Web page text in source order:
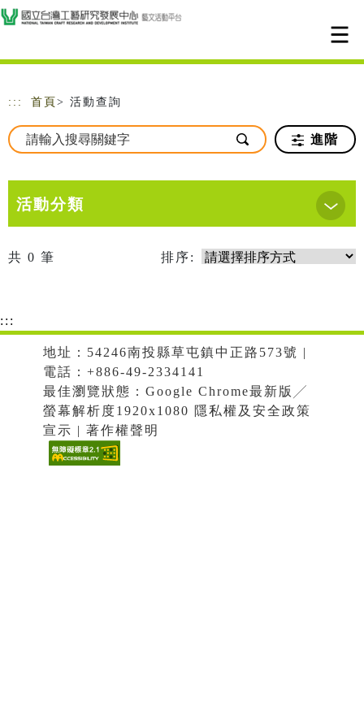
跳到主要內容
網站導覽
::: 首頁 > 活動查詢
進階
活動分類
共 0 筆 排序:
:::
地址：54246南投縣草屯鎮中正路573號 |
電話：+886-49-2334141
最佳瀏覽狀態：Google Chrome最新版╱
螢幕解析度1920x1080 隱私權及安全政策
宣示 | 著作權聲明